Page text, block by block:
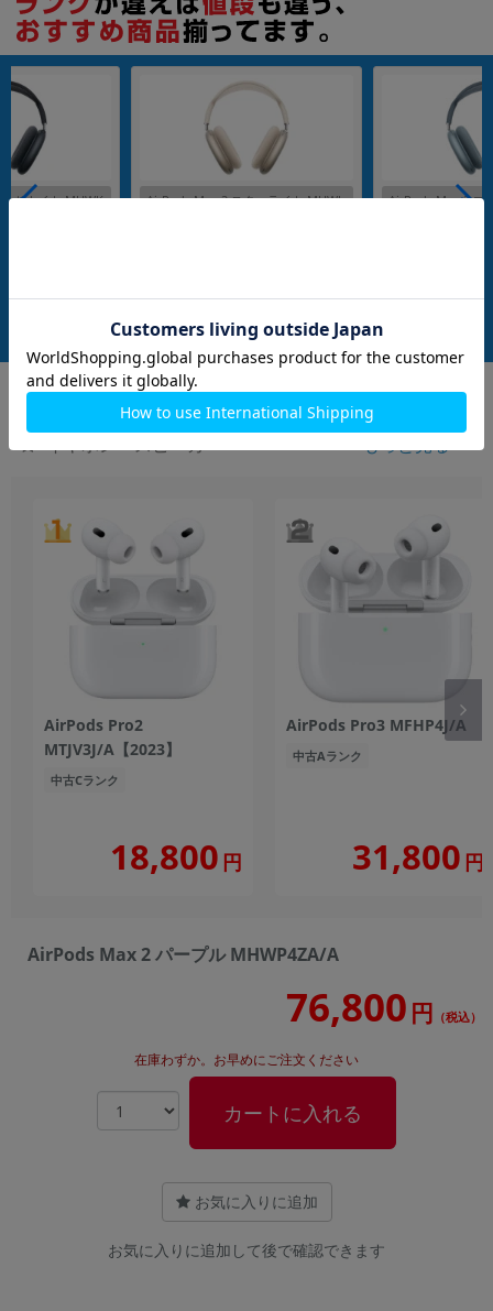
ドナイト MHWK
(税込)
AirPods Max 2 スターライト MHWL
未使用品 76,800 円 (税込)
AirPods Max 2 ブ
イヤホン・スピーカー もっと見る
AirPods Pro2
MTJV3J/A【2023】
中古Cランク
18,800 円
AirPods Pro3 MFHP4J/A
中古Aランク
31,800 円
AirPods Max 2 パープル MHWP4ZA/A
76,800 円 （税込）
在庫わずか。お早めにご注文ください
カートに入れる
お気に入りに追加
お気に入りに追加して後で確認できます